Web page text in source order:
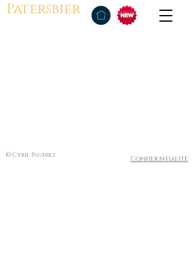
Patersbier
© Cyril Pagniez Confidentialité